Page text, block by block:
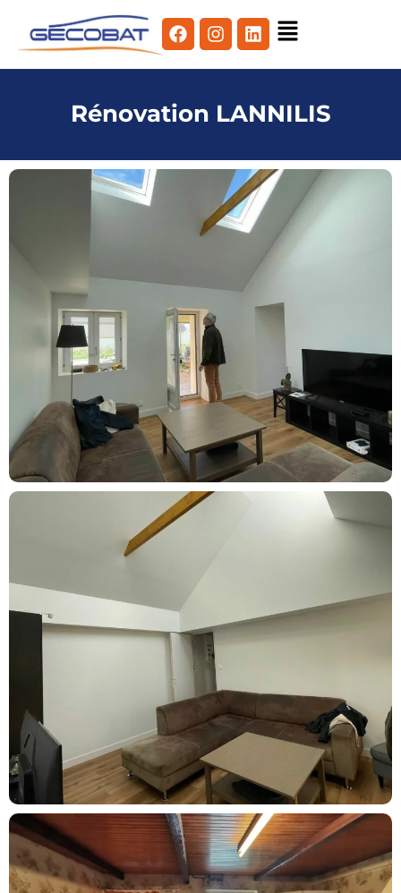
Rénovation LANNILIS